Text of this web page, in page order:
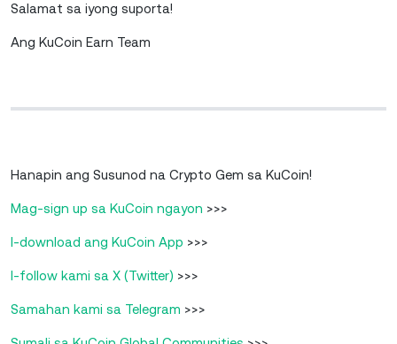
Salamat sa iyong suporta!
Ang KuCoin Earn Team
Hanapin ang Susunod na Crypto Gem sa KuCoin!
Mag-sign up sa KuCoin ngayon >>>
I-download ang KuCoin App >>>
I-follow kami sa X (Twitter) >>>
Samahan kami sa Telegram >>>